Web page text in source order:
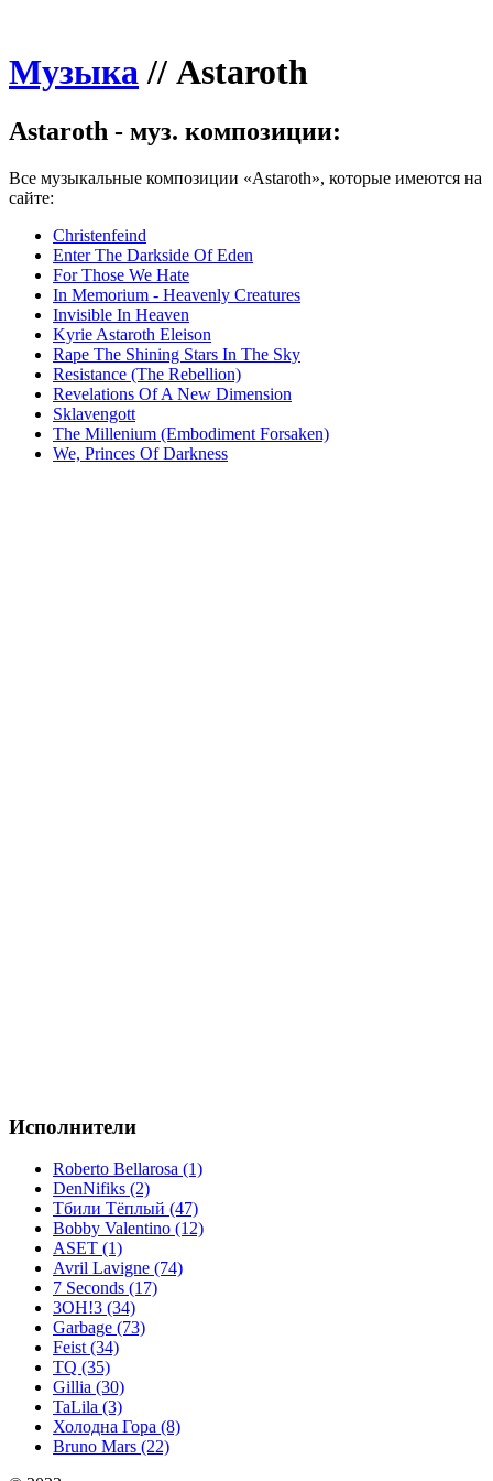
Музыка// Astaroth
Astaroth - муз. композиции:
Все музыкальные композиции «Astaroth», которые имеются на
сайте:
Christenfeind
Enter The Darkside Of Eden
For Those We Hate
In Memorium - Heavenly Creatures
Invisible In Heaven
Kyrie Astaroth Eleison
Rape The Shining Stars In The Sky
Resistance (The Rebellion)
Revelations Of A New Dimension
Sklavengott
The Millenium (Embodiment Forsaken)
We, Princes Of Darkness
Исполнители
Roberto Bellarosa (1)
DenNifiks (2)
Тбили Тёплый (47)
Bobby Valentino (12)
ASET (1)
Avril Lavigne (74)
7 Seconds (17)
3OH!3 (34)
Garbage (73)
Feist (34)
TQ (35)
Gillia (30)
TaLila (3)
Холодна Гора (8)
Bruno Mars (22)